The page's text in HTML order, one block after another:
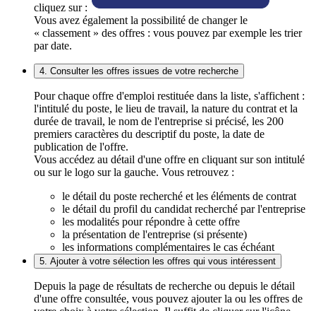
cliquez sur :
Vous avez également la possibilité de changer le
« classement » des offres : vous pouvez par exemple les trier
par date.
4. Consulter les offres issues de votre recherche
Pour chaque offre d'emploi restituée dans la liste, s'affichent :
l'intitulé du poste, le lieu de travail, la nature du contrat et la
durée de travail, le nom de l'entreprise si précisé, les 200
premiers caractères du descriptif du poste, la date de
publication de l'offre.
Vous accédez au détail d'une offre en cliquant sur son intitulé
ou sur le logo sur la gauche. Vous retrouvez :
le détail du poste recherché et les éléments de contrat
le détail du profil du candidat recherché par l'entreprise
les modalités pour répondre à cette offre
la présentation de l'entreprise (si présente)
les informations complémentaires le cas échéant
5. Ajouter à votre sélection les offres qui vous intéressent
Depuis la page de résultats de recherche ou depuis le détail
d'une offre consultée, vous pouvez ajouter la ou les offres de